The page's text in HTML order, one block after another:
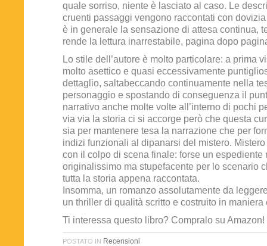
quale sorriso, niente è lasciato al caso. Le
cruenti passaggi vengono raccontati con
è in generale la sensazione di attesa continua,
rende la lettura inarrestabile, pagina dopo
Lo stile dell’autore è molto particolare: a prima
molto asettico e quasi eccessivamente
dettaglio, saltabeccando continuamente nella
personaggio e spostando di conseguenza il
narrativo anche molte volte all’interno di pochi
via via la storia ci si accorge però che questa
sia per mantenere tesa la narrazione che per
indizi funzionali al dipanarsi del mistero.
con il colpo di scena finale: forse un espediente
originalissimo ma stupefacente per lo scenario
tutta la storia appena raccontata.
Insomma, un romanzo assolutamente da
un thriller di qualità scritto e costruito in maniera
Ti interessa questo libro? Compralo su Amazon!
POSTATO IN Recensioni